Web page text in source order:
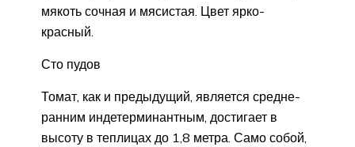
мякоть сочная и мясистая. Цвет ярко-
красный.
Сто пудов
Томат, как и предыдущий, является средне-
ранним индетерминантным, достигает в
высоту в теплицах до 1,8 метра. Само собой,